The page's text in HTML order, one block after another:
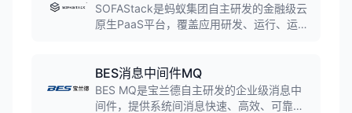
SOFAStack是蚂蚁集团自主研发的金融级云
原生PaaS平台，覆盖应用研发、运行、运维
金融行业PaaS平台市场中稳坐头把交椅，已
发布5.0版本，全面加持AI大模型。
BES消息中间件MQ
BES MQ是宝兰德自主研发的企业级消息中
间件，提供系统间消息快速、高效、可靠传